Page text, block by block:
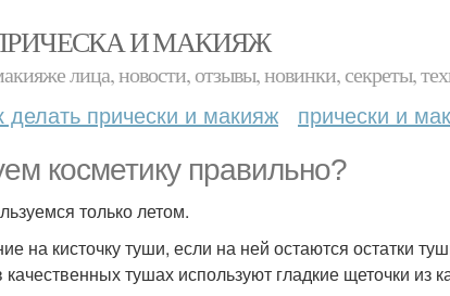
И МАКИЯЖ
лица, новости, отзывы, новинки, секреты,
делать прически и макияж прически и
косметику правильно?
только летом.
на кисточку туши, если на ней остаются остатки
тушах используют гладкие щеточки из